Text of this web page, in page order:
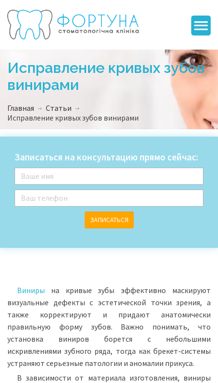
Исправление кривых зубов
винирами
Главная
Статьи
Исправление кривых зубов винирами
Записаться на консультацию прямо сейчас:
ЗАПИСАТЬСЯ
Виниры на кривые зубы эффективно маскируют
визуальные дефекты с эстетической точки зрения, а
также корректируют и придают анатомически
правильную форму зубов. Важно понимать, что
установка виниров борется с небольшими
искривлениями зубного ряда, тогда как брекет-системы
устраняют серьезные патологии и аномалии прикуса.
В зависимости от материала изготовления, виниры